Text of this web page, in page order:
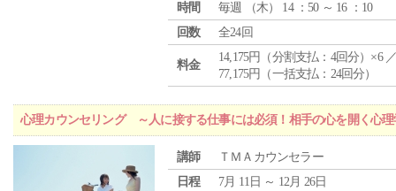
時間
毎週 （木） 14 ：50 ～ 16 ：10
回数
全24回
料金
14,175円（分割支払：4回分）×6
77,175円（一括支払：24回分）
心理カウンセリング ～人に接する仕事には必須！相手の心を開く心理
講師
ＴＭＡカウンセラー
日程
7月 11日 ～ 12月 26日